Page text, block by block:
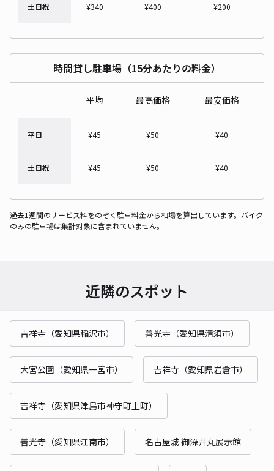
土日祝 ¥340 ¥400 ¥200
時間貸し駐車場（15分あたりの料金）
平均 最高価格 最安価格
平日 ¥45 ¥50 ¥40
土日祝 ¥45 ¥50 ¥40
過去1週間のサービス料をのぞく駐車料金から相場を算出しています。バイク
のみの駐車場は集計対象に含まれていません。
近隣のスポット
吉祥寺（愛知県稲沢市） 善光寺（愛知県清須市）
大宮公園（愛知県一宮市） 吉祥寺（愛知県岩倉市）
吉祥寺（愛知県津島市神守町上町）
善光寺（愛知県江南市） 名古屋城 御深井丸展示館